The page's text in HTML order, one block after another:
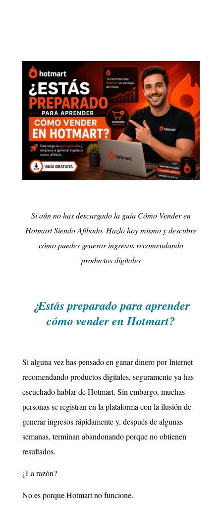
Si aún no has descargado la guía Cómo Vender en
Hotmart Siendo Afiliado. Hazlo hoy mismo y descubre
cómo puedes generar ingresos recomendando
productos digitales
¿Estás preparado para aprender
cómo vender en Hotmart?
Si alguna vez has pensado en ganar dinero por Internet
recomendando productos digitales, seguramente ya has
escuchado hablar de Hotmart. Sin embargo, muchas
personas se registran en la plataforma con la ilusión de
generar ingresos rápidamente y, después de algunas
semanas, terminan abandonando porque no obtienen
resultados.
¿La razón?
No es porque Hotmart no funcione.